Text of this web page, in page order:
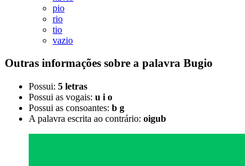
pio
rio
tio
vazio
Outras informações sobre a palavra Bugio
Possui: 5 letras
Possui as vogais: u i o
Possui as consoantes: b g
A palavra escrita ao contrário: oigub